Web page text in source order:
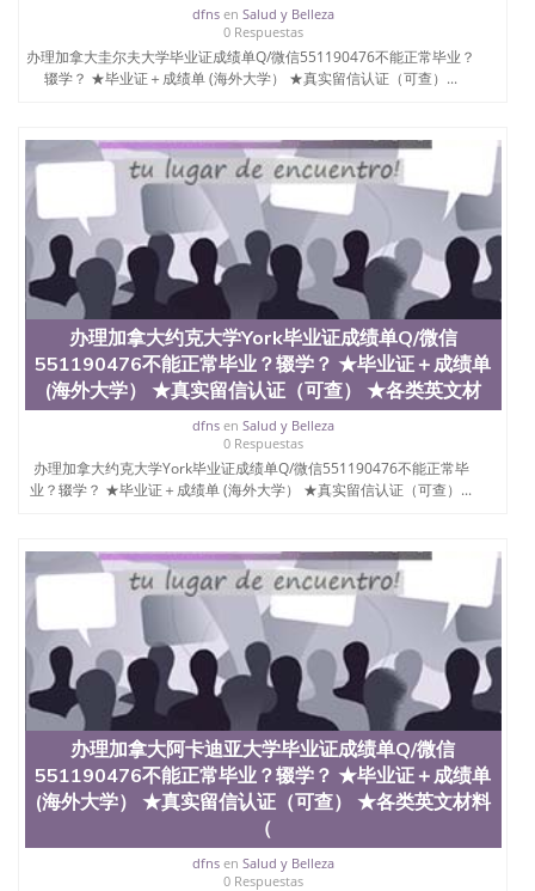
University）圣何塞州立大学（San Jose State
University）圣何塞州立大学（San Jose State
University）圣何塞州立大学学位证（San Jose State
University）圣何塞州立大学学位证（San Jose State
University）圣何塞州立大学（San Jose State
University）圣何塞州立大学（San Jose State
University）圣何塞州立大学（San Jose State
University）圣何塞州立大学（San Jose State
University）圣何塞州立大学学位证（San Jose State
University）圣何塞州立大学学位证（San Jose State
University）圣何塞州立大学结业证（San Jose State
University）圣何塞州立大学结业证（San Jose State
University）圣何塞州立大学结业证（San Jose State
University）圣何塞州立大学学位证（San Jose State
University）圣何塞州立大学学位证（San Jose State
University）圣何塞州立大学学历证书（San Jose
State University）圣何塞州立大学学历证书（San
Jose State University）圣何塞州立大学学历证书
（San Jose State University）澳洲读书未毕业找人做
文凭学位qq微信551190476澳洲读CQU中央昆士兰大
学学历 绩单购买学位证书/澳洲读本科硕士做文凭/购
业找人做文凭学位qq微信551190476澳洲读CQU中央
昆士兰大学学历成绩单购买学位证书/澳洲读本科硕
士做文凭/购买澳洲大学毕业证成绩单假文凭学历办
理加拿大英属哥伦比亚大学UBC毕业证成绩单Q/微信
551190476不能正常毕业？辍学？ ★毕业证＋成绩单
(海外大学） ★真实留信认证（可查） ★各类英文材
料（学生卡、录取通知书offer，雅思托福成绩单
University of British Columbia
dfnsen Salud y Belleza
0 Respuestas
办理加拿大圭尔夫大学毕业证成绩单Q/微信551190476不能正常毕业？
辍学？ ★毕业证＋成绩单 (海外大学） ★真实留信认证（可查）...
办理加拿大约克大学York毕业证成绩单Q/微信
551190476不能正常毕业？辍学？ ★毕业证＋成绩单
(海外大学） ★真实留信认证（可查） ★各类英文材
dfnsen Salud y Belleza
0 Respuestas
办理加拿大约克大学York毕业证成绩单Q/微信551190476不能正常毕
业？辍学？ ★毕业证＋成绩单 (海外大学） ★真实留信认证（可查）...
办理加拿大阿卡迪亚大学毕业证成绩单Q/微信
551190476不能正常毕业？辍学？ ★毕业证＋成绩单
(海外大学） ★真实留信认证（可查） ★各类英文材料
（
dfnsen Salud y Belleza
0 Respuestas